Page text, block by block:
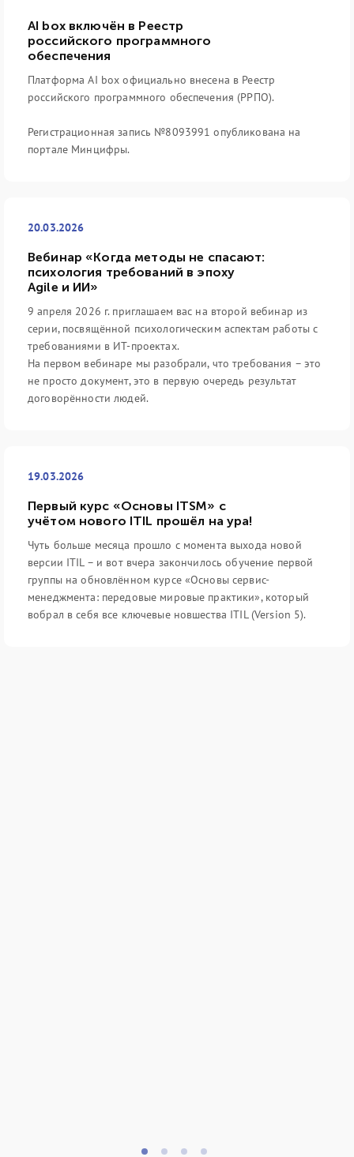
AI box включён в Реестр
российского программного
обеспечения
Платформа AI box официально внесена в Реестр
российского программного обеспечения (РРПО).
Регистрационная запись №8093991 опубликована на
портале Минцифры.
20.03.2026
Вебинар «Когда методы не спасают:
психология требований в эпоху
Agile и ИИ»
9 апреля 2026 г. приглашаем вас на второй вебинар из
серии, посвящённой психологическим аспектам работы с
требованиями в ИТ-проектах.
На первом вебинаре мы разобрали, что требования – это
не просто документ, это в первую очередь результат
договорённости людей.
19.03.2026
Первый курс «Основы ITSM» с
учётом нового ITIL прошёл на ура!
Чуть больше месяца прошло с момента выхода новой
версии ITIL – и вот вчера закончилось обучение первой
группы на обновлённом курсе «Основы сервис-
менеджмента: передовые мировые практики», который
вобрал в себя все ключевые новшества ITIL (Version 5).